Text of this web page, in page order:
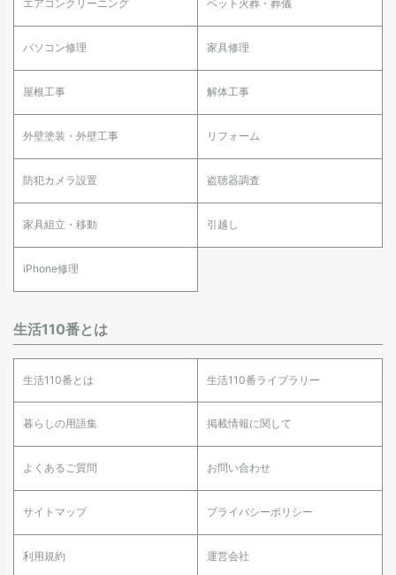
エアコンクリーニング ペット火葬・葬儀
パソコン修理 家具修理
屋根工事 解体工事
外壁塗装・外壁工事 リフォーム
防犯カメラ設置 盗聴器調査
家具組立・移動 引越し
iPhone修理
生活110番とは
生活110番とは 生活110番ライブラリー
暮らしの用語集 掲載情報に関して
よくあるご質問 お問い合わせ
サイトマップ プライバシーポリシー
利用規約 運営会社